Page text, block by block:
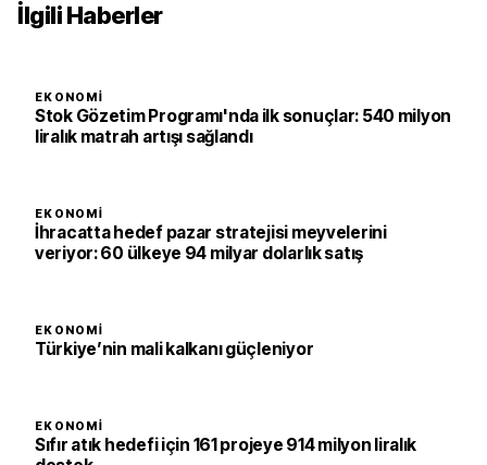
İlgili Haberler
EKONOMI
Stok Gözetim Programı'nda ilk sonuçlar: 540 milyon
liralık matrah artışı sağlandı
EKONOMI
İhracatta hedef pazar stratejisi meyvelerini
veriyor: 60 ülkeye 94 milyar dolarlık satış
EKONOMI
Türkiye’nin mali kalkanı güçleniyor
EKONOMI
Sıfır atık hedefi için 161 projeye 914 milyon liralık